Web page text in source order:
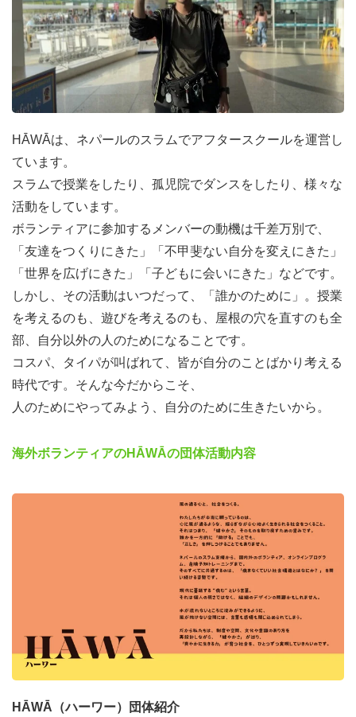
・異文化との出会い
ネパールはヒンドゥー教と仏教が混ざり合う国です。あな
たの抱いている日常とは、全く異なる「日常」が横たわっ
ています。HĀWĀのボランティア活動は「訪問」ではなく
「生活」です。ネパールに滞在しながら、食事、イベン
ト、言葉などを通して文化の差異を楽しみましょう。
・メンバーとの出会い
ボランティアによる搾取を乗り越える」とはどのようなこ
となのか、どんな風に実現しようとしているのか、世界に
対するはたらきかけとしてのHĀWĀの活動を、スタッフか
ら、活動の仕組みから感じてみてください。
HĀWĀのプログラムの最も特徴的な取り組みはハワゼミと
呼ばれる学びの時間です。いつもとはちょっと違う視点か
ら世界を、自分を捉えてみるための問いが投げかけられま
す。たくさん考えて、言葉にする過程で「自分からこんな
HĀWĀは、ネパールのスラムでアフタースクールを運営し
ています。
スラムで授業をしたり、孤児院でダンスをしたり、様々な
活動をしています。
ボランティアに参加するメンバーの動機は千差万別で、
「友達をつくりにきた」「不甲斐ない自分を変えにきた」
「世界を広げにきた」「子どもに会いにきた」などです。
しかし、その活動はいつだって、「誰かのために」。授業
を考えるのも、遊びを考えるのも、屋根の穴を直すのも全
部、自分以外の人のためになることです。
コスパ、タイパが叫ばれて、皆が自分のことばかり考える
時代です。そんな今だからこそ、
人のためにやってみよう、自分のために生きたいから。
海外ボランティアのHĀWĀの団体活動内容
HĀWĀ（ハーワー）団体紹介